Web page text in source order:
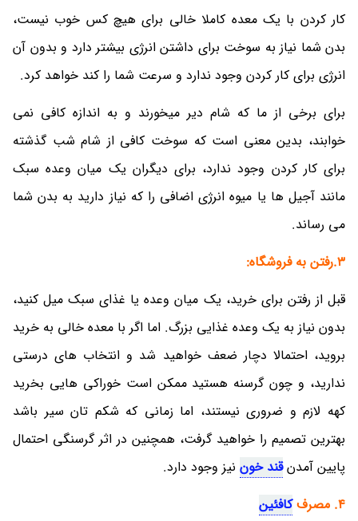
کار کردن با یک معده کاملا خالی برای هیچ کس خوب نیست،
بدن شما نیاز به سوخت برای داشتن انرژی بیشتر دارد و بدون آن
انرژی برای کار کردن وجود ندارد و سرعت شما را کند خواهد کرد.
برای برخی از ما که شام دیر میخورند و به اندازه کافی نمی
خوابند، بدین معنی است که سوخت کافی از شام شب گذشته
برای کار کردن وجود ندارد، برای دیگران یک میان وعده سبک
مانند آجیل ها یا میوه انرژی اضافی را که نیاز دارید به بدن شما
می رساند.
3.رفتن به فروشگاه:
قبل از رفتن برای خرید، یک میان وعده یا غذای سبک میل کنید،
بدون نیاز به یک وعده غذایی بزرگ. اما اگر با معده خالی به خرید
بروید، احتمالا دچار ضعف خواهید شد و انتخاب های درستی
ندارید، و چون گرسنه هستید ممکن است خوراکی هایی بخرید
کهه لازم و ضروری نیستند، اما زمانی که شکم تان سیر باشد
بهترین تصمیم را خواهید گرفت، همچنین در اثر گرسنگی احتمال
پایین آمدنقند خون نیز وجود دارد.
4. مصرفکافئین